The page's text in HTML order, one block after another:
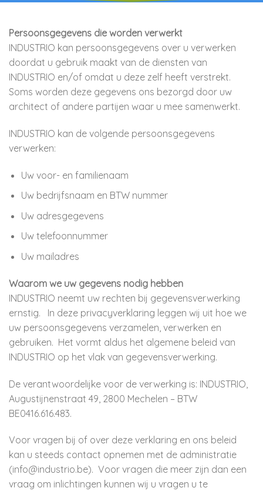
Persoonsgegevens die worden verwerkt
INDUSTRIO kan persoonsgegevens over u verwerken
doordat u gebruik maakt van de diensten van
INDUSTRIO en/of omdat u deze zelf heeft verstrekt.
Soms worden deze gegevens ons bezorgd door uw
architect of andere partijen waar u mee samenwerkt.
INDUSTRIO kan de volgende persoonsgegevens
verwerken:
Uw voor- en familienaam
Uw bedrijfsnaam en BTW nummer
Uw adresgegevens
Uw telefoonnummer
Uw mailadres
Waarom we uw gegevens nodig hebben
INDUSTRIO neemt uw rechten bij gegevensverwerking
ernstig. In deze privacyverklaring leggen wij uit hoe we
uw persoonsgegevens verzamelen, verwerken en
gebruiken. Het vormt aldus het algemene beleid van
INDUSTRIO op het vlak van gegevensverwerking.
De verantwoordelijke voor de verwerking is: INDUSTRIO,
Augustijnenstraat 49, 2800 Mechelen – BTW
BE0416.616.483.
Voor vragen bij of over deze verklaring en ons beleid
kan u steeds contact opnemen met de administratie
(info@industrio.be). Voor vragen die meer zijn dan een
vraag om inlichtingen kunnen wij u vragen u te